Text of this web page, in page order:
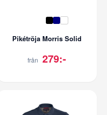
Pikétröja Morris Solid
från 279:-